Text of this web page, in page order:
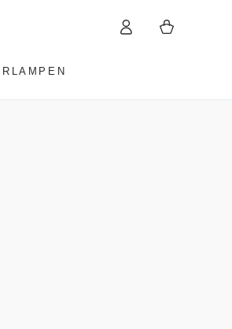
EinloggenWarenkorb